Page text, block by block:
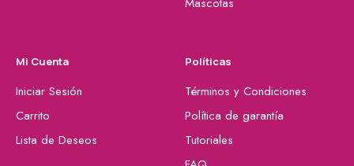
Mi Cuenta
Iniciar Sesión
Carrito
Lista de Deseos
Políticas
Términos y Condiciones
Política de garantía
Tutoriales